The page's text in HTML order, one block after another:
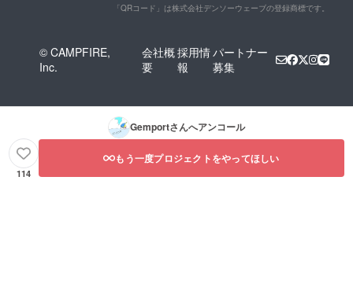
「QRコード」は株式会社デンソーウェーブの登録商標です。
© CAMPFIRE,
Inc.
会社概
要
採用情
報
パートナー
募集
Gemportさんへアンコール
114
もう一度プロジェクトをやってほしい